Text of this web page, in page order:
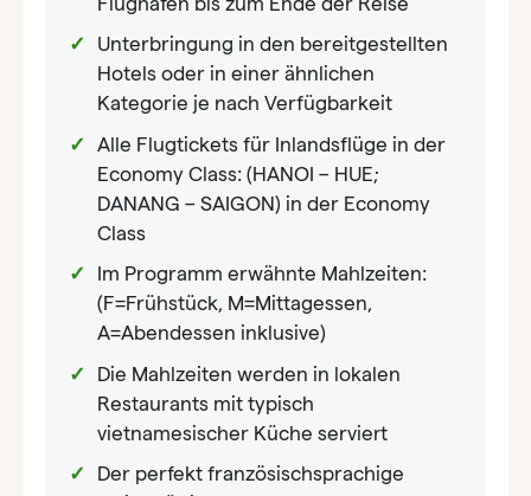
Unterbringung in den bereitgestellten
Hotels oder in einer ähnlichen
Kategorie je nach Verfügbarkeit
Alle Flugtickets für Inlandsflüge in der
Economy Class: (HANOI – HUE;
DANANG – SAIGON) in der Economy
Class
Im Programm erwähnte Mahlzeiten:
(F=Frühstück, M=Mittagessen,
A=Abendessen inklusive)
Die Mahlzeiten werden in lokalen
Restaurants mit typisch
vietnamesischer Küche serviert
Der perfekt französischsprachige